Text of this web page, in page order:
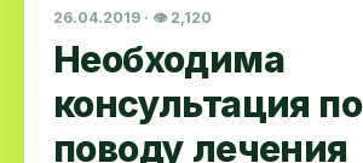
26.04.2019 · 👁 2,120
Необходима
консультация по
поводу лечения